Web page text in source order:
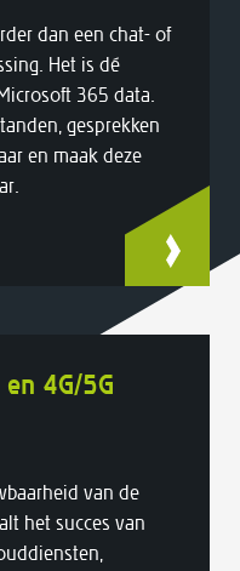
dan een chat- of
Het is dé
365 data.
gesprekken
en maak deze
4G/5G
van de
het succes van